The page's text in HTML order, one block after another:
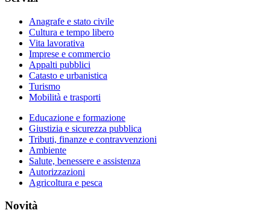
Anagrafe e stato civile
Cultura e tempo libero
Vita lavorativa
Imprese e commercio
Appalti pubblici
Catasto e urbanistica
Turismo
Mobilità e trasporti
Educazione e formazione
Giustizia e sicurezza pubblica
Tributi, finanze e contravvenzioni
Ambiente
Salute, benessere e assistenza
Autorizzazioni
Agricoltura e pesca
Novità